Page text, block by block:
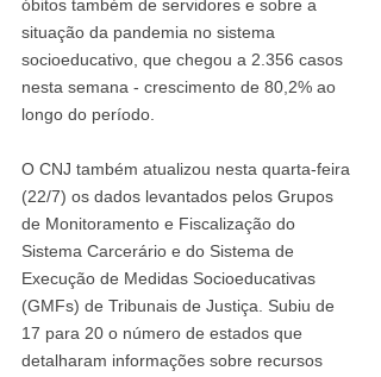
óbitos também de servidores e sobre a
situação da pandemia no sistema
socioeducativo, que chegou a 2.356 casos
nesta semana - crescimento de 80,2% ao
longo do período.
O CNJ também atualizou nesta quarta-feira
(22/7) os dados levantados pelos Grupos
de Monitoramento e Fiscalização do
Sistema Carcerário e do Sistema de
Execução de Medidas Socioeducativas
(GMFs) de Tribunais de Justiça. Subiu de
17 para 20 o número de estados que
detalharam informações sobre recursos